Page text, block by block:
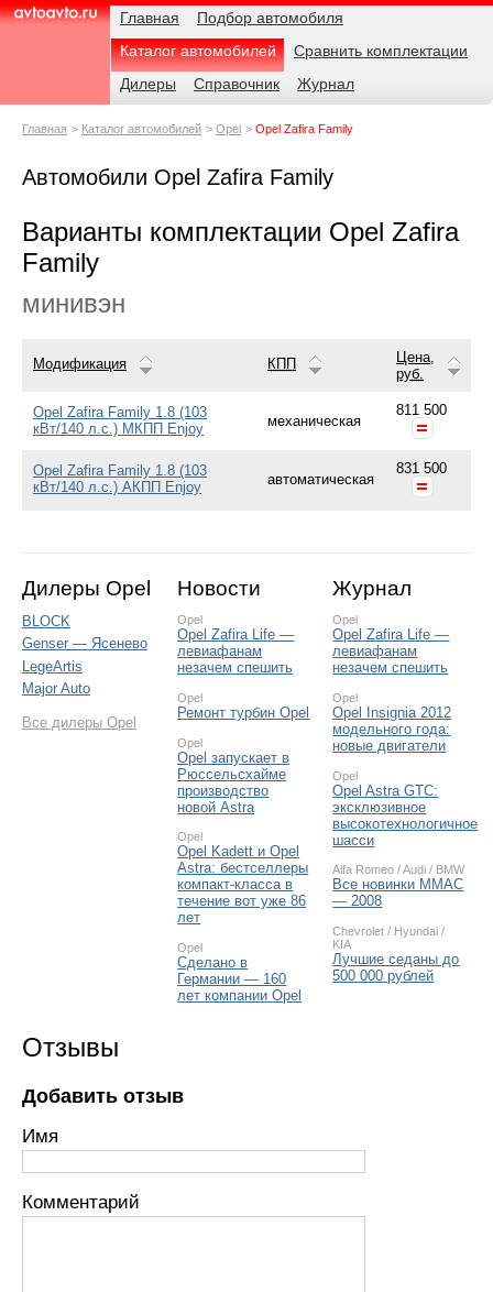
AvtoAvto.ru
Навигация Главная
Подбор автомобиля
Каталог автомобилей
Сравнить комплектации
Дилеры
Справочник Журнал
Родительские
Главная Каталог автомобилей Opel Opel Zafira Family
Автомобили Opel Zafira Family
Варианты комплектации Opel Zafira
Family
минивэн
Модификация КПП
Цена,
руб.
Opel Zafira Family 1.8 (103
кВт/140 л.с.) МКПП Enjoy
механическая
811 500
Opel Zafira Family 1.8 (103
кВт/140 л.с.) АКПП Enjoy
автоматическая
831 500
Дилеры Opel
BLOCK
Genser — Ясенево
LegeArtis
Major Auto
Все дилеры Opel
Новости
Opel
Opel Zafira Life —
левиафанам
незачем спешить
Opel
Ремонт турбин Opel
Opel
Opel запускает в
Рюссельсхайме
производство
новой Astra
Opel
Opel Kadett и Opel
Astra: бестселлеры
компакт-класса в
течение вот уже 86
лет
Opel
Сделано в
Германии — 160
лет компании Opel
Журнал
Opel
Opel Zafira Life —
левиафанам
незачем спешить
Opel
Opel Insignia 2012
модельного года:
новые двигатели
Opel
Opel Astra GTC:
эксклюзивное
высокотехнологичное
шасси
Alfa Romeo /Audi / BMW
Все новинки ММАС
— 2008
Chevrolet / Hyundai /
KIA
Лучшие седаны до
500 000 рублей
Отзывы
Добавить отзыв
Имя
Комментарий